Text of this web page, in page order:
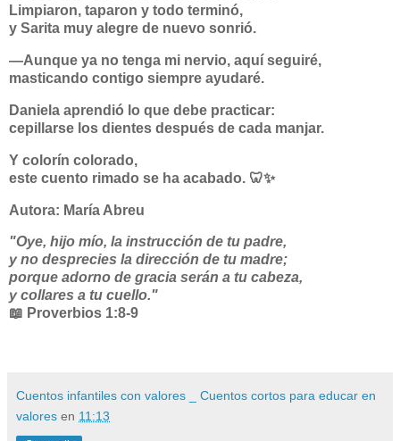
Limpiaron, taparon y todo terminó,
y Sarita muy alegre de nuevo sonrió.
—Aunque ya no tenga mi nervio, aquí seguiré,
masticando contigo siempre ayudaré.
Daniela aprendió lo que debe practicar:
cepillarse los dientes después de cada manjar.
Y colorín colorado,
este cuento rimado se ha acabado. 🦷✨
Autora: María Abreu
"Oye, hijo mío, la instrucción de tu padre,
y no desprecies la dirección de tu madre;
porque adorno de gracia serán a tu cabeza,
y collares a tu cuello."
📖 Proverbios 1:8-9
Cuentos infantiles con valores _ Cuentos cortos para educar en
valores en 11:13